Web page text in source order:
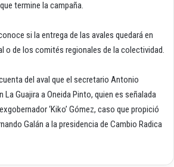
termine la campaña.
si la entrega de las avales quedará en
o de los comités regionales de la colectividad.
del aval que el secretario Antonio
La Guajira a Oneida Pinto, quien es señalada
‘Kiko’ Gómez, caso que propició
Galán a la presidencia de Cambio Radica